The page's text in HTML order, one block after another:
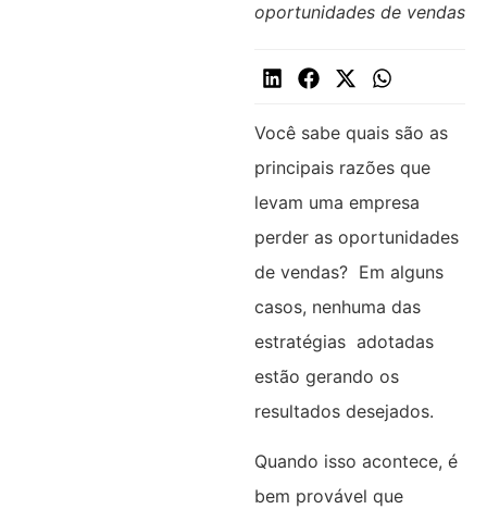
oportunidades de vendas
Você sabe quais são as
principais razões que
levam uma empresa
perder as oportunidades
de vendas? Em alguns
casos, nenhuma das
estratégias adotadas
estão gerando os
resultados desejados.
Quando isso acontece, é
bem provável que